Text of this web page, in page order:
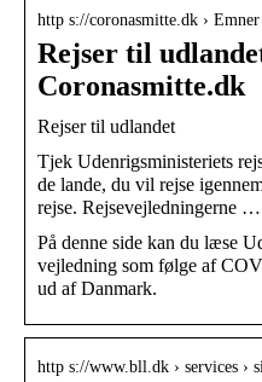
http s://coronasmitte.dk › Emner
Rejser til
Coronasmitte.dk
Rejser til udlandet
Tjek Udenrigsministeriets
de lande, du vil rejse
rejse. Rejsevejledningerne …
På denne side kan du læse
vejledning som følge af
ud af Danmark.
http s://www.bll.dk › services ›